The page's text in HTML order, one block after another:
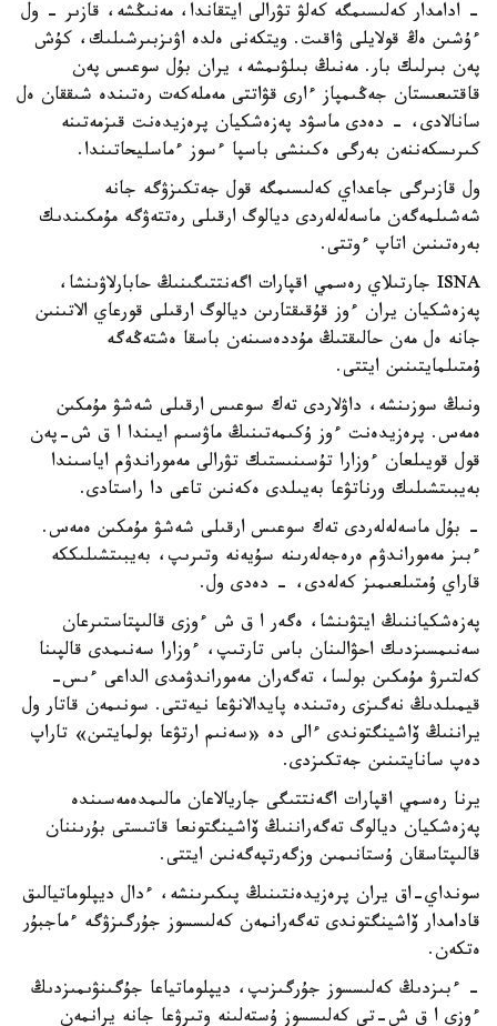
- ادامدار كەلىسىمگە كەلۋ تۋرالى ايتقاندا، مەنىڭشە، قازىر - ول
ءۇشىن ەڭ قولايلى ۋاقىت. ويتكەنى ەلدە اۋىزبىرشىلىك، كۇش
پەن بىرلىك بار. مەنىڭ بىلۋىمشە، يران بۇل سوعىس پەن
قاقتىعىستان جەڭىمپاز ءارى قۋاتتى مەملەكەت رەتىندە شىققان ەل
سانالادى، - دەدى ماسۋد پەزەشكيان پرەزيدەنت قىزمەتىنە
كىرىسكەننەن بەرگى ەكىنشى باسپا ءسوز ءماسليحاتىندا.
ول قازىرگى جاعداي كەلىسىمگە قول جەتكىزۋگە جانە
شەشىلمەگەن ماسەلەلەردى ديالوگ ارقىلى رەتتەۋگە مۇمكىندىك
بەرەتىنىن اتاپ ءوتتى.
ISNA جارتىلاي رەسمي اقپارات اگەنتتىگىنىڭ حابارلاۋىنشا،
پەزەشكيان يران ءوز قۇقىقتارىن ديالوگ ارقىلى قورعاي الاتىنىن
جانە ەل مەن حالىقتىڭ مۇددەسىنەن باسقا ەشتەڭەگە
ۇمتىلمايتىنىن ايتتى.
ونىڭ سوزىنشە، داۋلاردى تەك سوعىس ارقىلى شەشۋ مۇمكىن
ەمەس. پرەزيدەنت ءوز ۇكىمەتىنىڭ ماۋسىم ايىندا ا ق ش-پەن
قول قويىلعان ءوزارا تۇسىنىستىك تۋرالى مەموراندۋم اياسىندا
بەيبىتشىلىك ورناتۋعا بەيىلدى ەكەنىن تاعى دا راستادى.
- بۇل ماسەلەلەردى تەك سوعىس ارقىلى شەشۋ مۇمكىن ەمەس.
ءبىز مەموراندۋم ەرەجەلەرىنە سۇيەنە وتىرىپ، بەيبىتشىلىككە
قاراي ۇمتىلعىمىز كەلەدى، - دەدى ول.
پەزەشكياننىڭ ايتۋىنشا، ەگەر ا ق ش ءوزى قالىپتاستىرعان
سەنىمسىزدىك احۋالىنان باس تارتىپ، ءوزارا سەنىمدى قالپىنا
كەلتىرۋ مۇمكىن بولسا، تەگەران مەموراندۋمدى الداعى ءىس-
قيمىلدىڭ نەگىزى رەتىندە پايدالانۋعا نيەتتى. سونىمەن قاتار ول
يراننىڭ ۆاشينگتوندى ءالى دە «سەنىم ارتۋعا بولمايتىن» تاراپ
دەپ سانايتىنىن جەتكىزدى.
يرنا رەسمي اقپارات اگەنتتىگى جاريالاعان مالىمدەمەسىندە
پەزەشكيان ديالوگ تەگەراننىڭ ۆاشينگتونعا قاتىستى بۇرىننان
قالىپتاسقان ۇستانىمىن وزگەرتپەگەنىن ايتتى.
سونداي-اق يران پرەزيدەنتىنىڭ پىكىرىنشە، ءدال ديپلوماتيالىق
قادامدار ۆاشينگتوندى تەگەرانمەن كەلىسسوز جۇرگىزۋگە ءماجبۇر
ەتكەن.
- ءبىزدىڭ كەلىسسوز جۇرگىزىپ، ديپلوماتياعا جۇگىنۋىمىزدىڭ
ءوزى ا ق ش-تى كەلىسسوز ۇستەلىنە وتىرۋعا جانە يرانمەن